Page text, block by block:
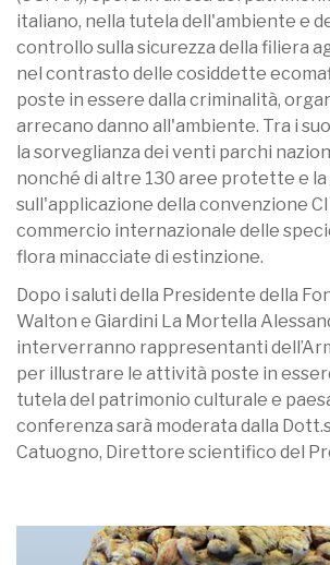
italiano, nella tutela dell'ambiente e
controllo sulla sicurezza della filiera
nel contrasto delle cosiddette
poste in essere dalla criminalità,
arrecano danno all'ambiente. Tra i
la sorveglianza dei venti parchi
nonché di altre 130 aree protette e la
sull'applicazione della convenzione
commercio internazionale delle
flora minacciate di estinzione.
Dopo i saluti della Presidente della
Walton e Giardini La Mortella
interverranno rappresentanti
per illustrare le attività poste in
tutela del patrimonio culturale e
conferenza sarà moderata dalla
Catuogno, Direttore scientifico del